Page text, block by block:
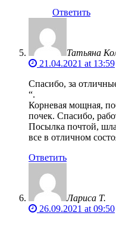
Ответить
Татьяна
21.04.2021 at 13:59
Спасибо, за
“.
Корневая мощная,
почек. Спасибо,
Посылка почтой,
все в отличном
Ответить
Лариса Т.
26.09.2021 at 09:50